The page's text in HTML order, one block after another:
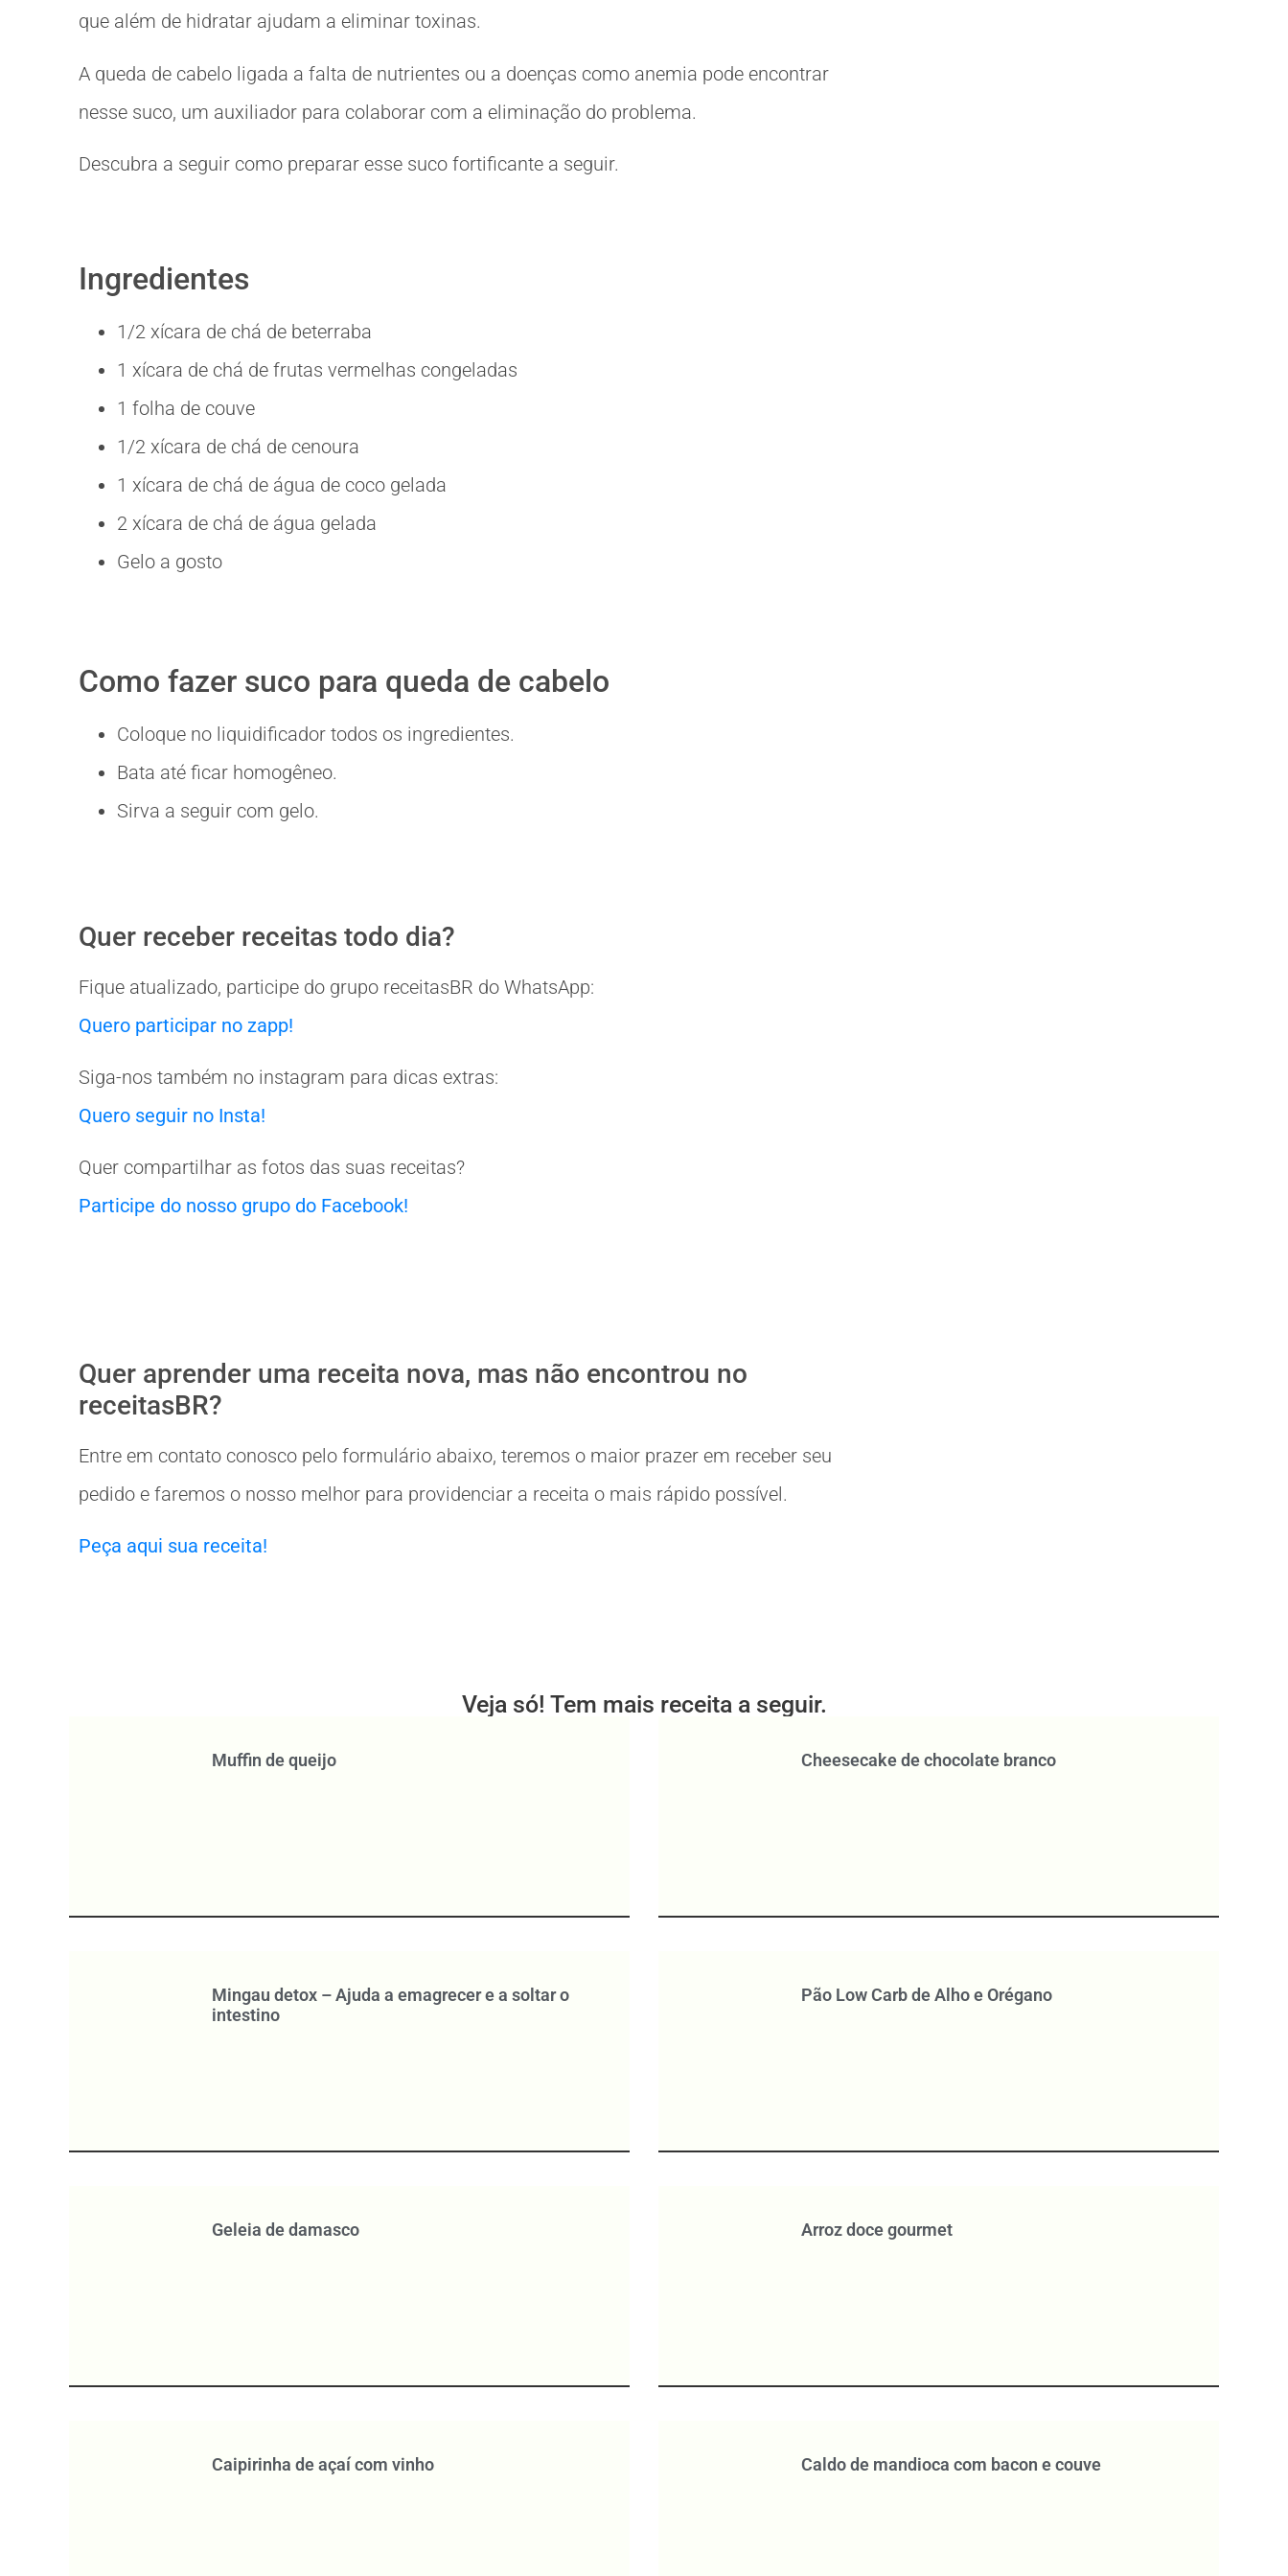
que além de hidratar ajudam a eliminar toxinas.
A queda de cabelo ligada a falta de nutrientes ou a doenças como anemia pode encontrar
nesse suco, um auxiliador para colaborar com a eliminação do problema.
Descubra a seguir como preparar esse suco fortificante a seguir.
Ingredientes
1/2 xícara de chá de beterraba
1 xícara de chá de frutas vermelhas congeladas
1 folha de couve
1/2 xícara de chá de cenoura
1 xícara de chá de água de coco gelada
2 xícara de chá de água gelada
Gelo a gosto
Como fazer suco para queda de cabelo
Coloque no liquidificador todos os ingredientes.
Bata até ficar homogêneo.
Sirva a seguir com gelo.
Quer receber receitas todo dia?
Fique atualizado, participe do grupo receitasBR do WhatsApp:
Quero participar no zapp!
Siga-nos também no instagram para dicas extras:
Quero seguir no Insta!
Quer compartilhar as fotos das suas receitas?
Participe do nosso grupo do Facebook!
Quer aprender uma receita nova, mas não encontrou no
receitasBR?
Entre em contato conosco pelo formulário abaixo, teremos o maior prazer em receber seu
pedido e faremos o nosso melhor para providenciar a receita o mais rápido possível.
Peça aqui sua receita!
Veja só! Tem mais receita a seguir.
Muffin de queijo Cheesecake de chocolate branco
Mingau detox – Ajuda a emagrecer e a soltar o
intestino
Pão Low Carb de Alho e Orégano
Geleia de damasco Arroz doce gourmet
Caipirinha de açaí com vinho Caldo de mandioca com bacon e couve